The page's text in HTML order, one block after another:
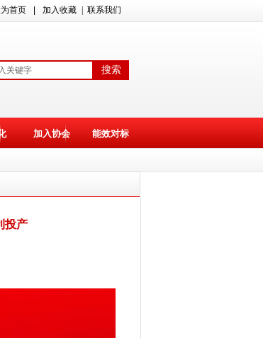
搜索
加入协会 能效对标
首页 加入收藏 | 联系我们
投产